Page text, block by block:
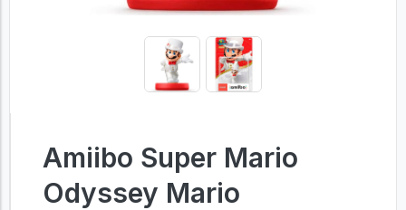
Amiibo Super Mario
Odyssey Mario